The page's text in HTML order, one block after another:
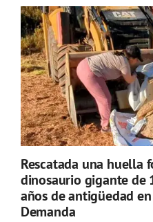
Rescatada una huella
dinosaurio gigante de
años de antigüedad
Demanda